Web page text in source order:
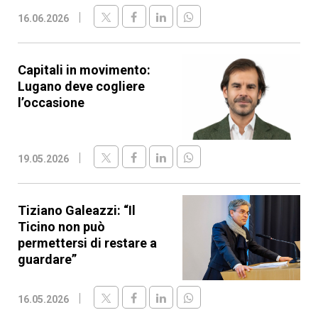
16.06.2026
Capitali in movimento:
Lugano deve cogliere
l’occasione
19.05.2026
Tiziano Galeazzi: “Il
Ticino non può
permettersi di restare a
guardare”
16.05.2026